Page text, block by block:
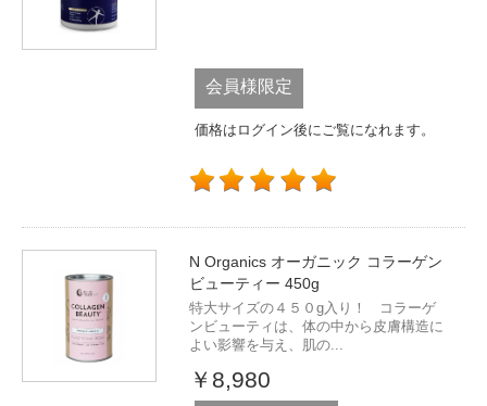
会員様限定
価格はログイン後にご覧になれます。
N Organics オーガニック コラーゲン
ビューティー 450g
特大サイズの４５０g入り！ コラーゲ
ンビューティは、体の中から皮膚構造に
よい影響を与え、肌の...
￥8,980